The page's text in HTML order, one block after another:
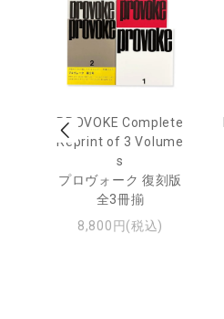
PROVOKE Complete
Reprint of 3 Volume
s
プロヴォーク 復刻版
全3冊揃
8,800円(税込)